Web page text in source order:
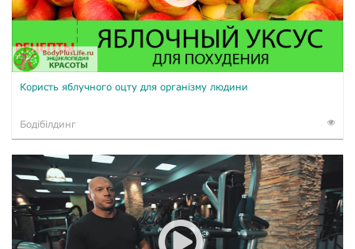
Користь яблучного оцту для організму людини
Бодібілдинг